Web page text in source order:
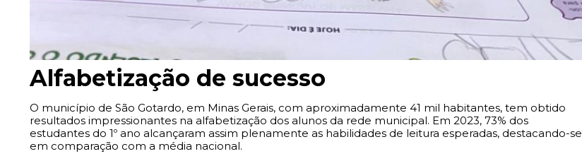
Alfabetização de sucesso
O município de São Gotardo, em Minas Gerais, com aproximadamente 41 mil habitantes, tem obtido
resultados impressionantes na alfabetização dos alunos da rede municipal. Em 2023, 73% dos
estudantes do 1º ano alcançaram assim plenamente as habilidades de leitura esperadas, destacando-se
em comparação com a média nacional.